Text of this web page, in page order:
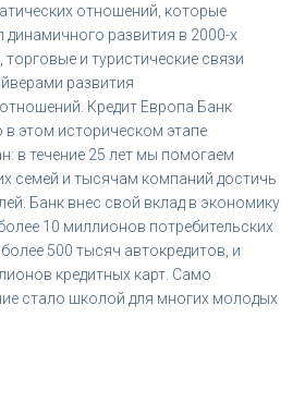
отношений, которые
динамичного развития в 2000-х
и туристические связи
развития
Кредит Европа Банк
этом историческом этапе
в течение 25 лет мы помогаем
семей и тысячам компаний достичь
Банк внес свой вклад в экономику
10 миллионов потребительских
500 тысяч автокредитов, и
кредитных карт. Само
стало школой для многих молодых